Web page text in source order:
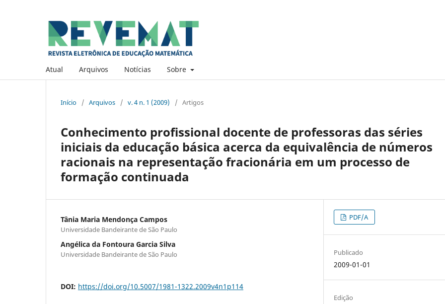
Atual Arquivos Notícias Sobre
Início / Arquivos / v. 4 n. 1 (2009) / Artigos
Conhecimento profissional docente de professoras das séries
iniciais da educação básica acerca da equivalência de números
racionais na representação fracionária em um processo de
formação continuada
Tânia Maria Mendonça Campos
Universidade Bandeirante de São Paulo
Angélica da Fontoura Garcia Silva
Universidade Bandeirante de São Paulo
DOI: https://doi.org/10.5007/1981-1322.2009v4n1p114
PDF/A
Publicado
2009-01-01
Edição